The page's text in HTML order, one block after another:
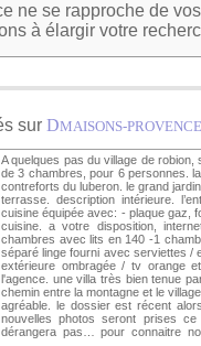
ne se rapproche de
à élargir votre
sur DMAISONS-PROVENCE
A quelques pas du village de
de 3 chambres, pour 6 personnes.
contreforts du luberon. le grand
terrasse. description intérieure.
cuisine équipée avec: - plaque gaz,
cuisine. a votre disposition,
chambres avec lits en 140 -1
séparé linge fourni avec serviettes /
extérieure ombragée / tv orange
l'agence. une villa très bien tenue
chemin entre la montagne et le
agréable. le dossier est récent
nouvelles photos seront prises
dérangera pas… pour connaitre